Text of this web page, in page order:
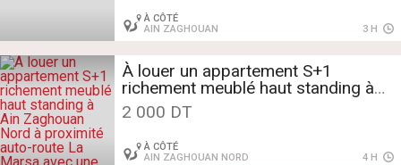
À CÔTÉ
AIN ZAGHOUAN
3 H
À louer un appartement S+1
richement meublé haut standing à
Ain Zaghouan Nord à proximité
auto-route La Marsa avec une place
de parking au sous-sol .
2 000 DT
À CÔTÉ
AIN ZAGHOUAN NORD
4 H